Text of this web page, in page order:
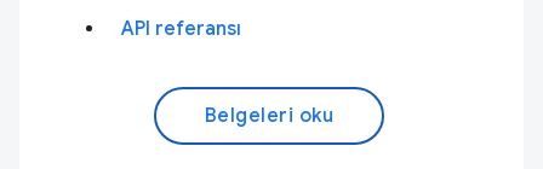
API referansı
Belgeleri oku